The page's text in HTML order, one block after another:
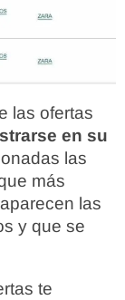
las ofertas
en su
las
más
las
y que se
te